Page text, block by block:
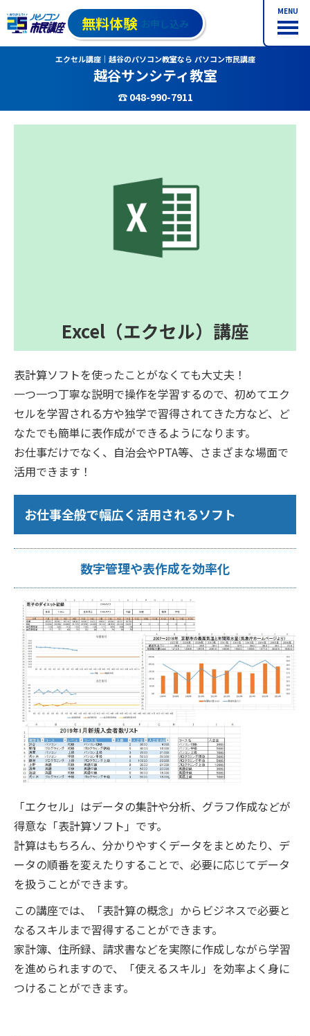
MENU
無料体験 お申し込み
エクセル講座｜越谷のパソコン教室なら パソコン市民講座
越谷サンシティ教室
☎ 048-990-7911
Excel（エクセル）講座
表計算ソフトを使ったことがなくても大丈夫！
一つ一つ丁寧な説明で操作を学習するので、初めてエク
セルを学習される方や独学で習得されてきた方など、ど
なたでも簡単に表作成ができるようになります。
お仕事だけでなく、自治会やPTA等、さまざまな場面で
活用できます！
お仕事全般で幅広く活用されるソフト
数字管理や表作成を効率化
「エクセル」はデータの集計や分析、グラフ作成などが
得意な「表計算ソフト」です。
計算はもちろん、分かりやすくデータをまとめたり、デ
ータの順番を変えたりすることで、必要に応じてデータ
を扱うことができます。
この講座では、「表計算の概念」からビジネスで必要と
なるスキルまで習得することができます。
家計簿、住所録、請求書などを実際に作成しながら学習
を進められますので、「使えるスキル」を効率よく身に
つけることができます。